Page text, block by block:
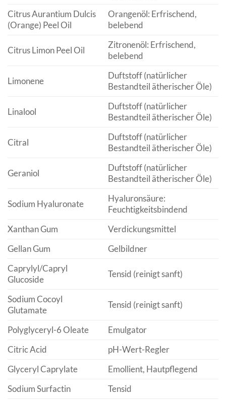
Citrus Aurantium Dulcis
(Orange) Peel Oil
Orangenöl: Erfrischend,
belebend
Citrus Limon Peel Oil
Zitronenöl: Erfrischend,
belebend
Limonene
Duftstoff (natürlicher
Bestandteil ätherischer Öle)
Linalool
Duftstoff (natürlicher
Bestandteil ätherischer Öle)
Citral
Duftstoff (natürlicher
Bestandteil ätherischer Öle)
Geraniol
Duftstoff (natürlicher
Bestandteil ätherischer Öle)
Sodium Hyaluronate
Hyaluronsäure:
Feuchtigkeitsbindend
Xanthan Gum
Verdickungsmittel
Gellan Gum
Gelbildner
Caprylyl/Capryl
Glucoside
Tensid (reinigt sanft)
Sodium Cocoyl
Glutamate
Tensid (reinigt sanft)
Polyglyceryl-6 Oleate
Emulgator
Citric Acid
pH-Wert-Regler
Glyceryl Caprylate
Emollient, Hautpflegend
Sodium Surfactin
Tensid